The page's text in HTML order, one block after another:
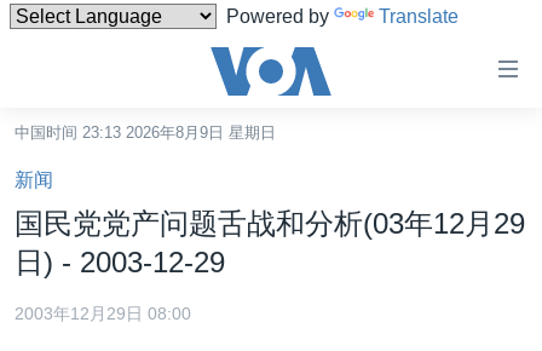
Powered by Translate
碍
链
接
跳
内
中国
中国时间 23:13 2026年8月9日 星期日
新闻
国民党党产问题舌战和分析(03年12月29
日) - 2003-12-29
2003年12月29日 08:00